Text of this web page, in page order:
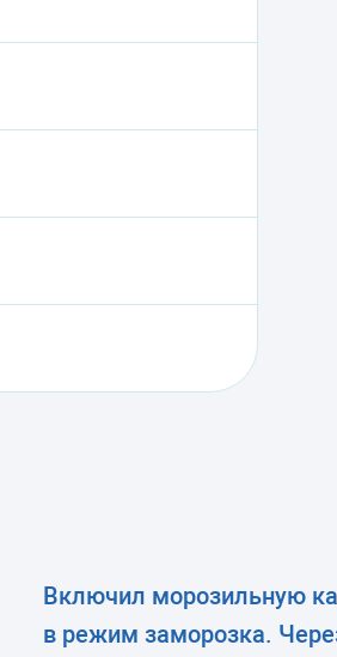
Включил морозильную
в режим заморозка.